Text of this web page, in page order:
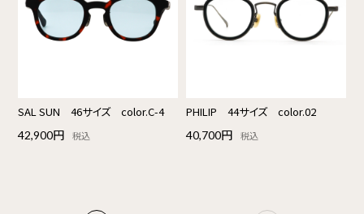
SAL SUN 46サイズ color.C-4
42,900円 税込
PHILIP 44サイズ color.02
40,700円 税込